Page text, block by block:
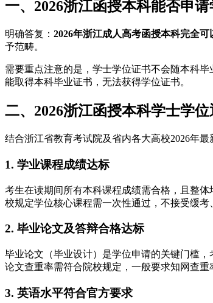
一、2026浙江函授本科能否申请
明确答复： 2026年浙江成人高考函授本科完全
予范畴。
需要重点注意的是，学士学位证书不会随本科
能取得本科毕业证书，无法获得学位证书。
二、2026浙江函授本科学士学
结合浙江省教育考试院及省内各大高校2026年
1. 学业课程成绩达标
考生在读期间所有本科课程成绩需合格，且整
校规定学位核心课程需一次性通过，不接受缓
2. 毕业论文及答辩合格达标
毕业论文（毕业设计）是学位申请的关键门槛
论文查重率需符合院校规定，一般要求知网查重
3. 英语水平符合官方要求